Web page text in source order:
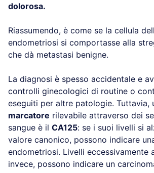
dolorosa.
Riassumendo, è come se la cellula
endometriosi si comportasse alla
che dà metastasi benigne.
La diagnosi è spesso accidentale e
controlli ginecologici di routine o
eseguiti per altre patologie. Tuttavia,
marcatore rilevabile attraverso dei
sangue è il CA125: se i suoi livelli si
valore canonico, possono indicare
endometriosi. Livelli eccessivamente
invece, possono indicare un